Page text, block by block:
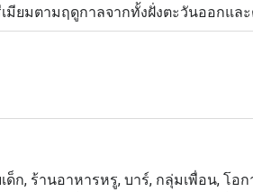
มียมตามฤดูกาลจากทั้งฝั่งตะวันออกแล
นเล่น ตามด้วยบุยยาเบสหรือซุปปลาส
หล่ของแกะมาสับและเคี่ยวกับซอสมัสมั่น
ด็ก, ร้านอาหารหรู, บาร์, กลุ่มเพื่อน, โอ